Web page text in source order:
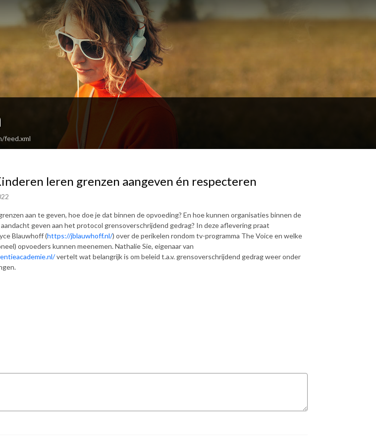
feed.xml
leren grenzen aangeven én respecteren
aan te geven, hoe doe je dat binnen de opvoeding? En hoe kunnen organisaties binnen de
geven aan het protocol grensoverschrijdend gedrag? In deze aflevering praat
Blauwhoff (https://jblauwhoff.nl/) over de perikelen rondom tv-programma The Voice en welke
opvoeders kunnen meenemen. Nathalie Sie, eigenaar van
vertelt wat belangrijk is om beleid t.a.v. grensoverschrijdend gedrag weer onder